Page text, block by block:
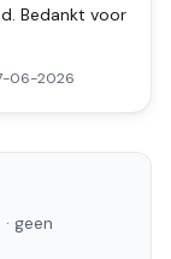
Bedankt voor
06-2026
· geen